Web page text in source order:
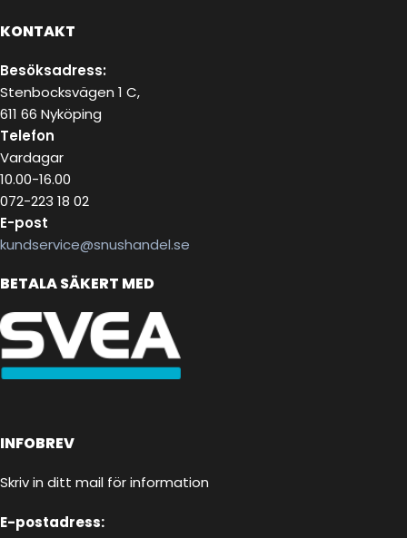
KONTAKT
Besöksadress:
Stenbocksvägen 1 C,
611 66 Nyköping
Telefon
Vardagar
10.00-16.00
072-223 18 02
E-post
kundservice@snushandel.se
BETALA SÄKERT MED
INFOBREV
Skriv in ditt mail för information
E-postadress: